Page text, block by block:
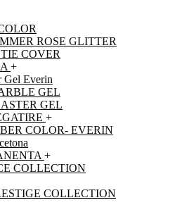
ROSE GLITTER
COVER
+
Gel Everin
GEL
GEL
+
COLOR- EVERIN
+
COLLECTION
COLLECTION